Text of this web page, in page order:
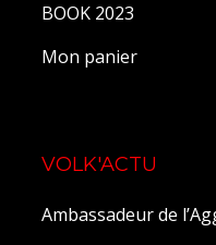
BOOK 2023
Mon panier
VOLK'ACTU
Ambassadeur de